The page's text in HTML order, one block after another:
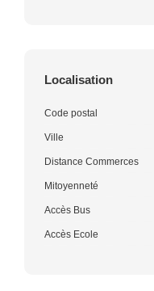
Localisation
Code postal
Ville
Distance Commerces
Mitoyenneté
Accès Bus
Accès Ecole